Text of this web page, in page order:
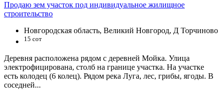
Продаю зем участок под индивидуальное жилищное
строительство
Новгородская область, Великий Новгород, Д Торчиново
15 сот
Деревня расположена рядом с деревней Мойка. Улица
электрофицирована, столб на границе участка. На участке
есть колодец (6 колец). Рядом река Луга, лес, грибы, ягоды. В
соседней...